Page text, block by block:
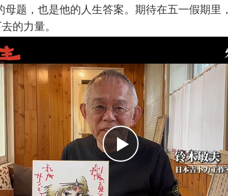
母题，也是他的人生答案。期待在五一假期里
的力量。